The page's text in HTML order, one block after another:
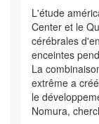
L'étude
Center et le
cérébrales
enceintes
La
extrême a
le
Nomura,